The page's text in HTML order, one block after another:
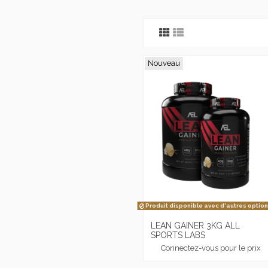
Nouveau
Produit disponible avec d'autres
LEAN GAINER 3KG ALL
SPORTS LABS
Connectez-vous pour le prix